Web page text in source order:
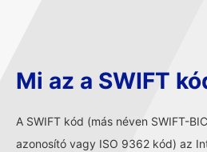
Mi az a SWIFT
A SWIFT kód (más néven SWIFT-
azonosító vagy ISO 9362 kód) az